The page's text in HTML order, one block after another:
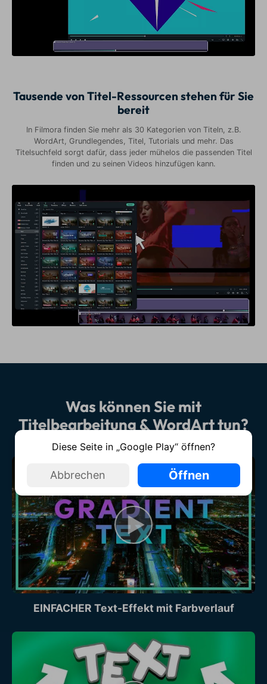
Tausende von Titel-Ressourcen stehen für Sie
bereit
In Filmora finden Sie mehr als 30 Kategorien von Titeln, z.B.
WordArt, Grundlegendes, Titel, Tutorials und mehr. Das
Titelsuchfeld sorgt dafür, dass jeder mühelos die passenden Titel
finden und zu seinen Videos hinzufügen kann.
Was können Sie mit
Titelbearbeitung & WordArt tun?
EINFACHER Text-Effekt mit Farbverlauf
Diese Seite in „Google Play“ öffnen?
Abbrechen Öffnen